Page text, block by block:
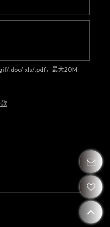
.doc/.xls/.pdf，最大20M